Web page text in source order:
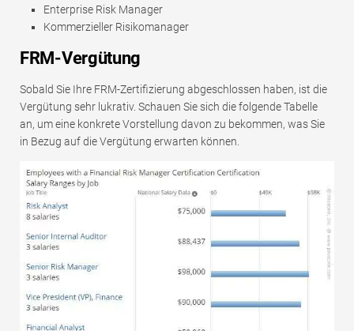
Enterprise Risk Manager
Kommerzieller Risikomanager
FRM-Vergütung
Sobald Sie Ihre FRM-Zertifizierung abgeschlossen haben, ist die
Vergütung sehr lukrativ. Schauen Sie sich die folgende Tabelle
an, um eine konkrete Vorstellung davon zu bekommen, was Sie
in Bezug auf die Vergütung erwarten können.